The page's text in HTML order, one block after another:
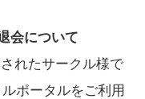
会について
れたサークル様で
ポータルをご利用